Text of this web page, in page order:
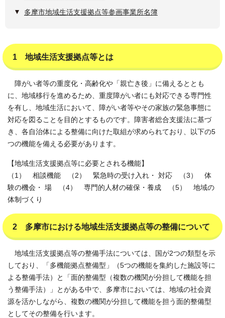
多摩市地域生活支援拠点等参画事業所名簿
1 地域生活支援拠点等とは
障がい者等の重度化・高齢化や「親亡き後」に備えるととも
に、地域移行を進めるため、重度障がい者にも対応できる専門性
を有し、地域生活において、障がい者等やその家族の緊急事態に
対応を図ることを目的とするものです。障害者総合支援法に基づ
き、各自治体による整備に向けた取組が求められており、以下の5
つの機能を備える必要があります。
【地域生活支援拠点等に必要とされる機能】
（1） 相談機能 （2） 緊急時の受け入れ・ 対応 （3） 体
験の機会・ 場 （4） 専門的人材の確保・養成 （5） 地域の
体制づくり
2 多摩市における地域生活支援拠点等の整備について
地域生活支援拠点等の整備手法については、国が2つの類型を示
しており、「多機能拠点整備型」（5つの機能を集約した施設等に
よる整備手法）と「面的整備型（複数の機関が分担して機能を担
う整備手法）」とがある中で、多摩市においては、地域の社会資
源を活かしながら、複数の機関が分担して機能を担う面的整備型
としてその整備を行います。